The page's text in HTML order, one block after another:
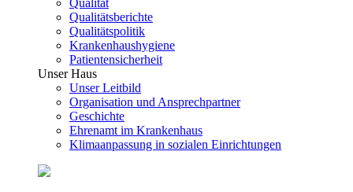
Qualität
Qualitätsberichte
Qualitätspolitik
Krankenhaushygiene
Patientensicherheit
Unser Haus
Unser Leitbild
Organisation und Ansprechpartner
Geschichte
Ehrenamt im Krankenhaus
Klimaanpassung in sozialen Einrichtungen